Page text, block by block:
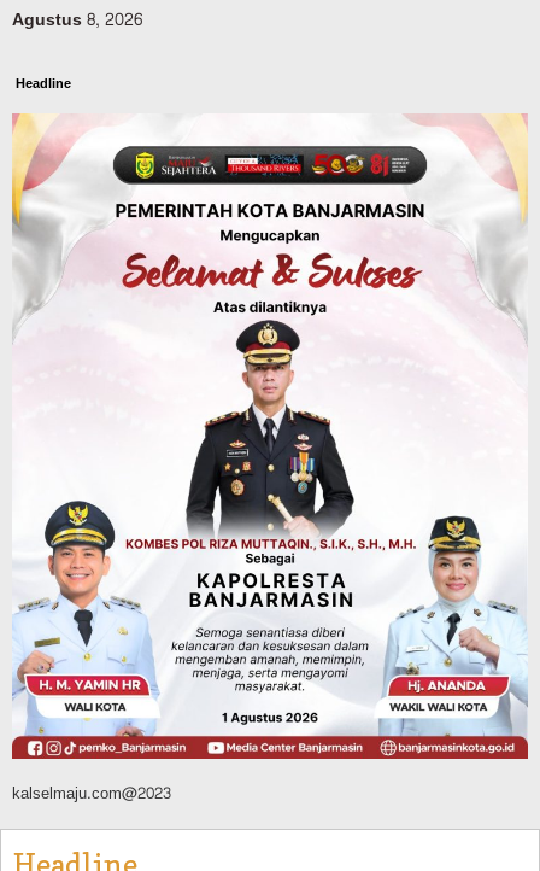
Agustus 8, 2026
Headline
Panaskan Kembali Arena Panjat Tebing,
FPTI Banjarmasin Siapkan Sirkuit se-
Kalsel
Agustus 8, 2026
Sosial & Keagamaan
Hari Pramuka ke-65, Kwarcab
Banjarmasin Ziarah ke Makam Pangeran
Antasari dan Gelar Ulang Janji
Advertorial Dinas Kehutanan Kalsel
Api Sempat Berkobar, Karhutla di
Tahura Sultan Adam Berhasil
Dikendalikan
Agustus 8, 2026
kalselmaju.com@2023